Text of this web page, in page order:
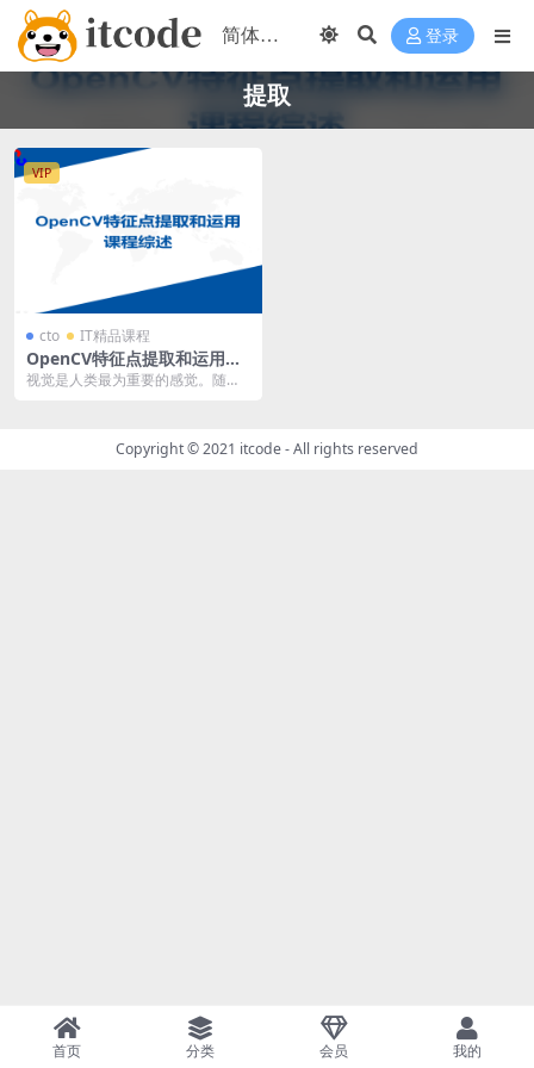
登录
提取
VIP
cto IT精品课程
OpenCV特征点提取和运用视
频课程 | 完结
视觉是人类最为重要的感觉。随着
Copyright © 2021 itcode- All rights reserved
首页 分类 会员 我的